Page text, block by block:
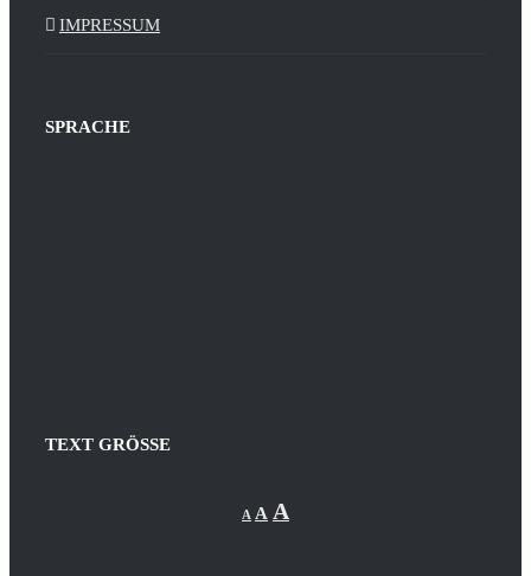
IMPRESSUM
SPRACHE
TEXT GRÖSSE
A
font
A Reset
A